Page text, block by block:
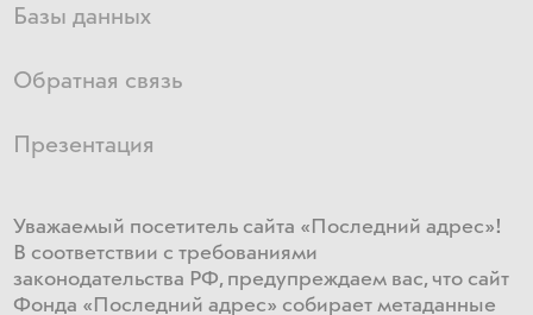
Базы данных
Обратная связь
Презентация
Уважаемый посетитель сайта «Последний адрес»!
В соответствии с требованиями
законодательства РФ, предупреждаем вас, что сайт
Фонда «Последний адрес» собирает метаданные